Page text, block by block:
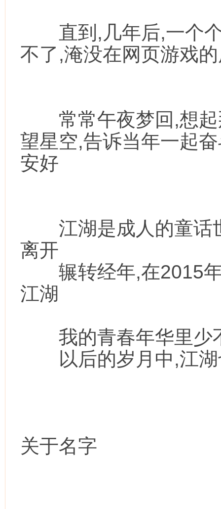
直到,几年后,一个个
不了,淹没在网页游戏
常常午夜梦回,想起
望星空,告诉当年一起
安好
江湖是成人的童话
离开
辗转经年,在2015年
江湖
我的青春年华里少
以后的岁月中,江湖
关于名字